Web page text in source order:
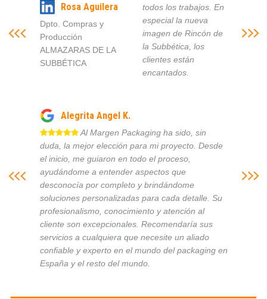
Rosa Aguilera
Dpto. Compras y
Producción
ALMAZARAS DE LA
SUBBÉTICA
todos los trabajos. En
especial la nueva
imagen de Rincón de
la Subbética, los
clientes están
encantados.
Alegrita Angel K.
Al Margen Packaging ha sido, sin
duda, la mejor elección para mi proyecto. Desde
el inicio, me guiaron en todo el proceso,
ayudándome a entender aspectos que
desconocía por completo y brindándome
soluciones personalizadas para cada detalle. Su
profesionalismo, conocimiento y atención al
cliente son excepcionales. Recomendaría sus
servicios a cualquiera que necesite un aliado
confiable y experto en el mundo del packaging en
España y el resto del mundo.